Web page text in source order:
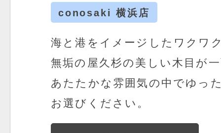
conosaki 横浜店
海と港をイメージしたワクワ
無垢の屋久杉の美しい木目が
あたたかな雰囲気の中でゆっ
お選びください。